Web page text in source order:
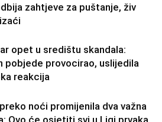
zahtjeve za puštanje, živ
opet u središtu skandala:
pobjede provocirao, uslijedila
reakcija
preko noći promijenila dva važna
Ovo će osjetiti svi u Ligi prvaka